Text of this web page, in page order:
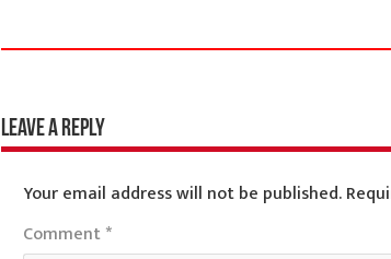
Leave a Reply
Your email address will not be published.
Comment*